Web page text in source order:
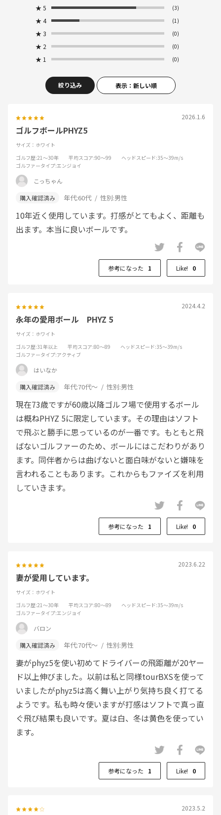
★ 5 (3)
★ 4 (1)
★ 3 (0)
★ 2 (0)
★ 1 (0)
絞り込み 表示：新しい順
2026.1.6
ゴルフボールPHYZ5
サイズ：ホワイト
ゴルフ歴:21～30年 平均スコア:90～99 ヘッドスピード:35～39m/s
ゴルファータイプ:エンジョイ
こっちゃん
年代:60代 性別:男性
10年近く使用しています。打感がとてもよく、距離も
出ます。本当に良いボールです。
参考になった 1 Like! 0
2024.4.2
永年の愛用ボール PHYZ 5
サイズ：ホワイト
ゴルフ歴:31年以上 平均スコア:80～89 ヘッドスピード:35～39m/s
ゴルファータイプ:アクティブ
はいなか
年代:70代～ 性別:男性
現在73歳ですが60歳以降ゴルフ場で使用するボール
は概ねPHYZ 5に限定しています。その理由はソフト
で飛ぶと勝手に思っているのが一番です。もともと飛
ばないゴルファーのため、ボールにはこだわりがあり
ます。同伴者からは曲げないと面白味がないと嫌味を
言われることもあります。これからもファイズを利用
していきます。
参考になった 1 Like! 0
2023.6.22
妻が愛用しています。
サイズ：ホワイト
ゴルフ歴:21～30年 平均スコア:80～89 ヘッドスピード:35～39m/s
ゴルファータイプ:エンジョイ
バロン
年代:70代～ 性別:男性
妻がphyz5を使い初めてドライバーの飛距離が20ヤー
ド以上伸びました。以前は私と同様tourBXSを使って
いましたがphyz5は高く舞い上がり気持ち良く打てる
ようです。私も時々使いますが打感はソフトで真っ直
ぐ飛び結果も良いです。夏は白、冬は黄色を使ってい
ます。
参考になった 1 Like! 0
2023.5.2